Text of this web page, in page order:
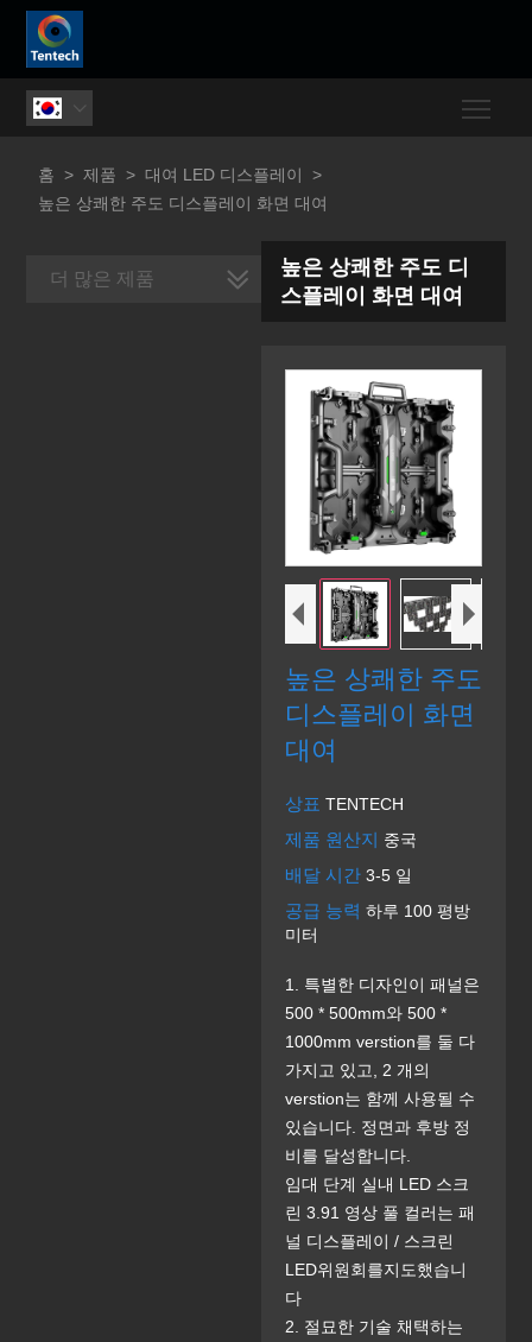

홈 > 제품 > 대여 LED 디스플레이
>
높은 상쾌한 주도 디스플레이 화면 대여
높은 상쾌한 주도 디
스플레이 화면 대여
높은 상쾌한 주도
디스플레이 화면
대여
상표 TENTECH
제품 원산지 중국
배달 시간 3-5 일
공급 능력 하루 100 평방
미터
1. 특별한 디자인이 패널은
500 * 500mm와 500 *
1000mm verstion를 둘 다
가지고 있고, 2 개의
verstion는 함께 사용될 수
있습니다. 정면과 후방 정
비를 달성합니다.
임대 단계 실내 LED 스크
린 3.91 영상 풀 컬러는 패
널 디스플레이 / 스크린
LED위원회를지도했습니
다
2. 절묘한 기술 채택하는
더 많은 제품